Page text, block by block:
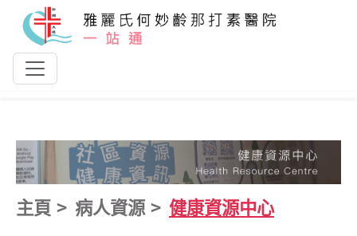
跳到主要內容
主頁 病人資源 健康資源中心